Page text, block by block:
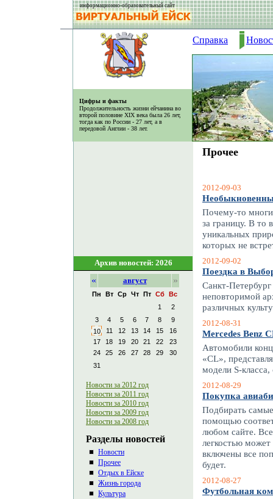
информационно-образовательный сайт
Цифры и факты
Продолжительность жизни ейчанина во
второй половине XIX века была 26 лет,
тогда как по России - 27 лет, а в
передовой Англии - 38 лет.
Справка
Прочее
2012-09-03
Почему-то
за границу. В то
уникальных
которых не
2012-09-02
Поездка в
Санкт-
неповторимой
различных
2012-08-31
Mercedes Benz
Автомобили
«CL»,
модели S-
2012-08-29
Покупка
Подбирать
помощью
любом сайте.
легкостью
включены все
будет.
2012-08-27
Футбольная
Архив новостей: 2026
« август »
Пн Вт Ср Чт Пт Сб
Вс
1
2
3
4 5 6 7 8
9
10
11 12 13 14 15
16
17
18 19 20 21 22
23
24
25 26 27 28 29
30
31
Новости за 2012 год
Новости за 2011 год
Новости за 2010 год
Новости за 2009 год
Новости за 2008 год
Разделы новостей
Новости
Прочее
Отдых в Ейске
Жизнь города
Культура